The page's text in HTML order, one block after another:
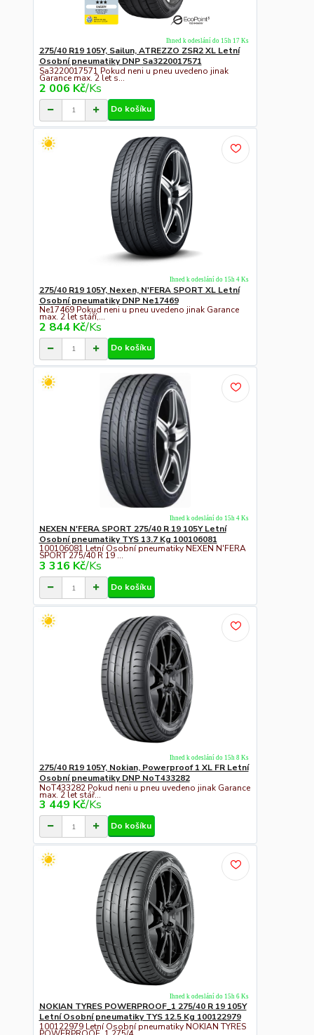
275/40 R19 105Y, Sailun, ATREZZO ZSR2 XL Letní
Osobní pneumatiky DNP Sa3220017571
Sa3220017571 Pokud neni u pneu uvedeno jinak
Garance max. 2 let s...
2 006 Kč/Ks
Ihned k odeslání do 15h 17 Ks
Do košíku
275/40 R19 105Y, Nexen, N'FERA SPORT XL Letní
Osobní pneumatiky DNP Ne17469
Ne17469 Pokud neni u pneu uvedeno jinak Garance
max. 2 let stáří,...
2 844 Kč/Ks
Ihned k odeslání do 15h 4 Ks
Do košíku
NEXEN N'FERA SPORT 275/40 R 19 105Y Letní
Osobní pneumatiky TYS 13.7 Kg 100106081
100106081 Letní Osobní pneumatiky NEXEN N'FERA
SPORT 275/40 R 19 ...
3 316 Kč/Ks
Ihned k odeslání do 15h 4 Ks
Do košíku
275/40 R19 105Y, Nokian, Powerproof 1 XL FR Letní
Osobní pneumatiky DNP NoT433282
NoT433282 Pokud neni u pneu uvedeno jinak Garance
max. 2 let stář...
3 449 Kč/Ks
Ihned k odeslání do 15h 8 Ks
Do košíku
NOKIAN TYRES POWERPROOF_1 275/40 R 19 105Y
Letní Osobní pneumatiky TYS 12.5 Kg 100122979
100122979 Letní Osobní pneumatiky NOKIAN TYRES
Ihned k odeslání do 15h 6 Ks